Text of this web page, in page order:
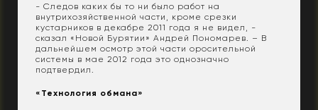
- Следов каких бы то ни было работ на
внутрихозяйственной части, кроме срезки
кустарников в декабре 2011 года я не видел, -
сказал «Новой Бурятии» Андрей Пономарев. – В
дальнейшем осмотр этой части оросительной
системы в мае 2012 года это однозначно
подтвердил.
«Технология обмана»